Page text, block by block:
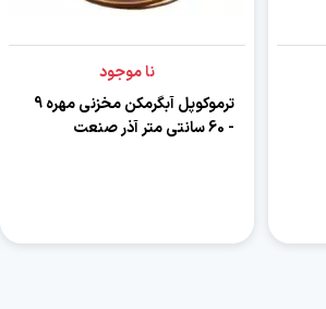
نا موجود
ترموکوپل آبگرمکن مخزنی مهره 9
- 60 سانتی متر آذر صنعت